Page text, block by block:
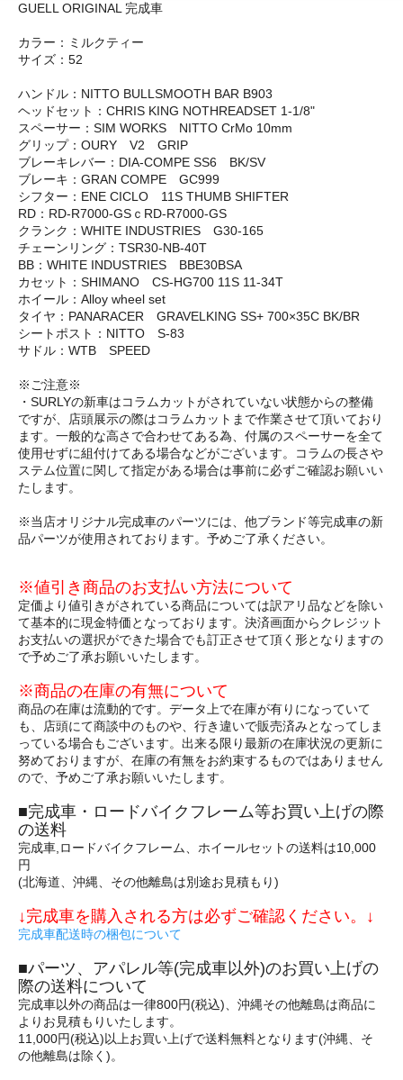
GUELL ORIGINAL 完成車
カラー：ミルクティー
サイズ：52
ハンドル：NITTO BULLSMOOTH BAR B903
ヘッドセット：CHRIS KING NOTHREADSET 1-1/8"
スペーサー：SIM WORKS NITTO CrMo 10mm
グリップ：OURY V2 GRIP
ブレーキレバー：DIA-COMPE SS6 BK/SV
ブレーキ：GRAN COMPE GC999
シフター：ENE CICLO 11S THUMB SHIFTER
RD：RD-R7000-GSｃRD-R7000-GS
クランク：WHITE INDUSTRIES G30-165
チェーンリング：TSR30-NB-40T
BB：WHITE INDUSTRIES BBE30BSA
カセット：SHIMANO CS-HG700 11S 11-34T
ホイール：Alloy wheel set
タイヤ：PANARACER GRAVELKING SS+ 700×35C BK/BR
シートポスト：NITTO S-83
サドル：WTB SPEED
※ご注意※
・SURLYの新車はコラムカットがされていない状態からの整備
ですが、店頭展示の際はコラムカットまで作業させて頂いており
ます。一般的な高さで合わせてある為、付属のスペーサーを全て
使用せずに組付けてある場合などがございます。コラムの長さや
ステム位置に関して指定がある場合は事前に必ずご確認お願いい
たします。
※当店オリジナル完成車のパーツには、他ブランド等完成車の新
品パーツが使用されております。予めご了承ください。
※値引き商品のお支払い方法について
定価より値引きがされている商品については訳アリ品などを除い
て基本的に現金特価となっております。決済画面からクレジット
お支払いの選択ができた場合でも訂正させて頂く形となりますの
で予めご了承お願いいたします。
※商品の在庫の有無について
商品の在庫は流動的です。データ上で在庫が有りになっていて
も、店頭にて商談中のものや、行き違いで販売済みとなってしま
っている場合もございます。出来る限り最新の在庫状況の更新に
努めておりますが、在庫の有無をお約束するものではありません
ので、予めご了承お願いいたします。
■完成車・ロードバイクフレーム等お買い上げの際
の送料
完成車,ロードバイクフレーム、ホイールセットの送料は10,000
円
(北海道、沖縄、その他離島は別途お見積もり)
↓完成車を購入される方は必ずご確認ください。↓
完成車配送時の梱包について
■パーツ、アパレル等(完成車以外)のお買い上げの
際の送料について
完成車以外の商品は一律800円(税込)、沖縄その他離島は商品に
よりお見積もりいたします。
11,000円(税込)以上お買い上げで送料無料となります(沖縄、そ
の他離島は除く)。